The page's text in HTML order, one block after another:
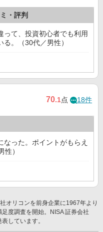
・評判
って、投資初心者でも利用
。（30代／男性）
70.1点 18件
った。ポイントがもらえ
性）
オリコンを前身企業に1967年より
度調査を開始。NISA 証券会社
しています。